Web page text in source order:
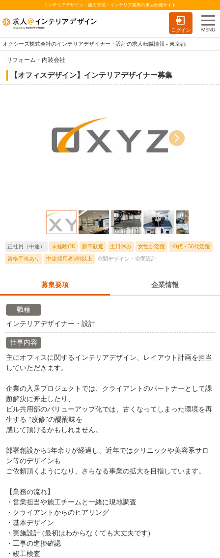
インテリアデザイン・施工管理・インテリア業界の求人転職サイト
ログイン
オクシーズ株式会社のインテリアデザイナー・設計の求人転職情報 - 東京都
リフォーム・内装会社
【オフィスデザイン】インテリアデザイナー募集
正社員（中途） 未経験OK 新卒歓迎 土日休み 女性が活躍 40代・50代活躍
資格手当あり 中途採用者5割以上 空間デザイン・空間設計
募集要項 企業情報
職種
インテリアデザイナー・設計
仕事内容
主にオフィスに関するインテリアデザイン、レイアウト計画を担当
していただきます。
企業の入居プロジェクトでは、クライアントのパートナーとして課
題解決に奔走したり、
ビル共用部のバリューアップ化では、古くなってしまった環境を再
生する “改修”の醍醐味を
感じて頂けるかもしれません。
部署創設から5年余りが経過し、近年ではクリニックや美容系サロ
ン等のデザインも
ご依頼頂くようになり、さらなる事業の拡大を目指しています。
【業務の流れ】
・営業担当や施工チームと一緒に現地調査
・クライアントからのヒアリング
・基本デザイン
・実施設計 (最初はわからなくても大丈夫です)
・工事の進捗確認
・竣工検査